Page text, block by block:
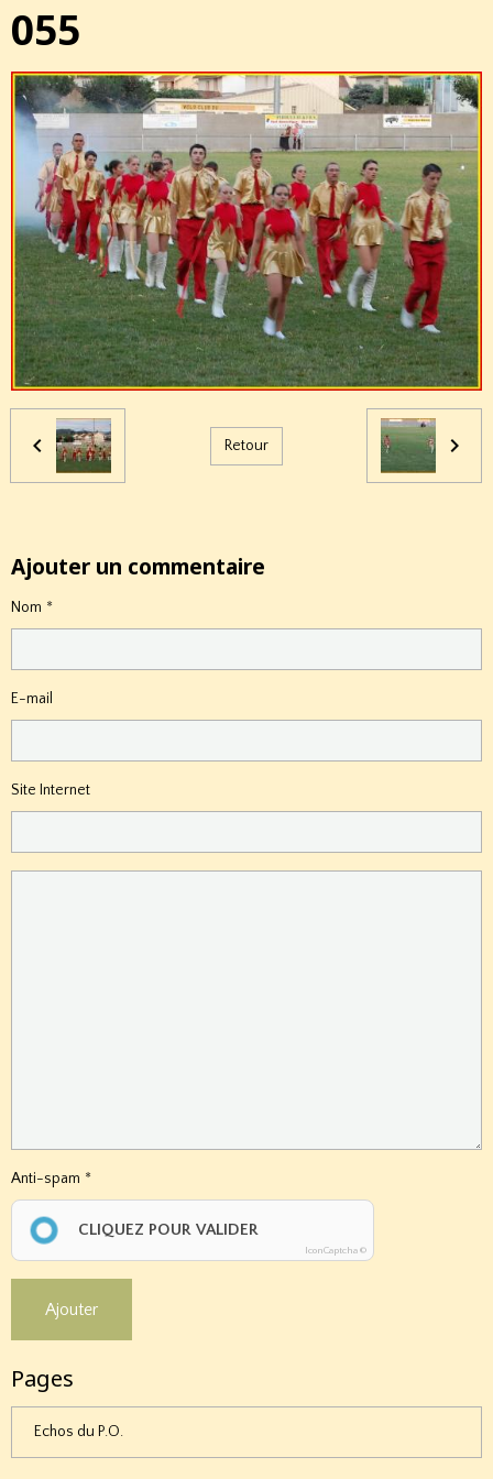
055
Retour
Ajouter un commentaire
Nom
E-mail
Site Internet
Anti-spam
CLIQUEZ POUR VALIDER
IconCaptcha ©
Ajouter
Pages
Echos du P.O.